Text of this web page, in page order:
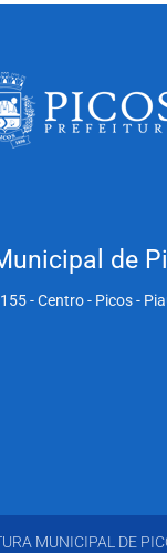
de
- Centro - Picos -
MUNICIPAL DE